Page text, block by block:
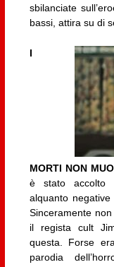
sbilanciate
bassi, attira su di
I
MORTI NON
è stato accolto
alquanto
Sinceramente
il regista cult
questa. Forse
parodia